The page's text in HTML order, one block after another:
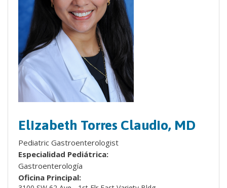
Elizabeth Torres Claudio, MD
Pediatric Gastroenterologist
Especialidad Pediátrica:
Gastroenterología
Oficina Principal: